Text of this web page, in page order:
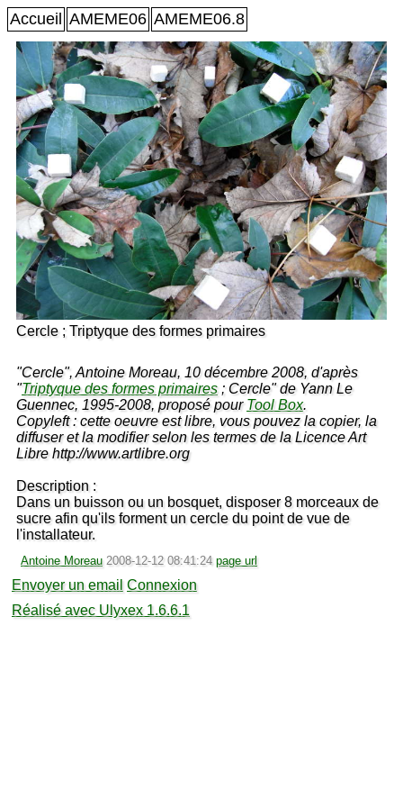
Accueil AMEME06 AMEME06.8
Cercle ; Triptyque des formes primaires
"Cercle", Antoine Moreau, 10 décembre 2008, d'après
"Triptyque des formes primaires ; Cercle" de Yann Le
Guennec, 1995-2008, proposé pour Tool Box.
Copyleft : cette oeuvre est libre, vous pouvez la copier, la
diffuser et la modifier selon les termes de la Licence Art
Libre http://www.artlibre.org
Description :
Dans un buisson ou un bosquet, disposer 8 morceaux de
sucre afin qu'ils forment un cercle du point de vue de
l'installateur.
Antoine Moreau 2008-12-12 08:41:24 page url
Envoyer un email Connexion
Réalisé avec Ulyxex 1.6.6.1